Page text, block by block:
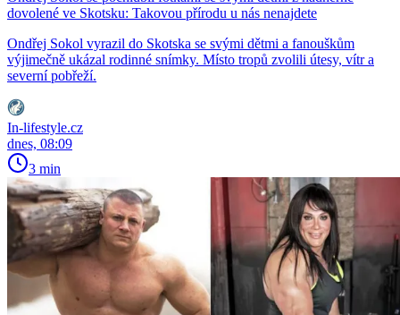
dovolené ve Skotsku: Takovou přírodu u nás nenajdete
Ondřej Sokol vyrazil do Skotska se svými dětmi a fanouškům
výjimečně ukázal rodinné snímky. Místo tropů zvolili útesy, vítr a
severní pobřeží.
In-lifestyle.cz
dnes, 08:09
3 min